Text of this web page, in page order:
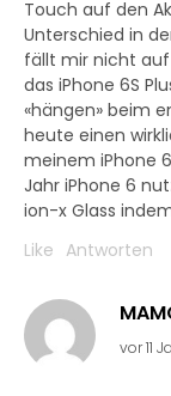
Touch auf den
Unterschied in
fällt mir nicht
das iPhone 6S
«hängen» beim
heute einen
meinem iPhone
Jahr iPhone 6
ion-x Glass
Like Antworten
vor 11